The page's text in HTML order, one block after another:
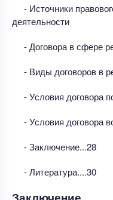
- Источники
деятельности
- Договора в сфере
- Виды договоров в
- Условия договора
- Условия договора
- Заключение...28
- Литература....30